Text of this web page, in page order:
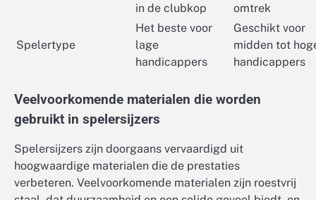
in de clubkop
omtrek
Spelertype
Het beste voor
lage
handicappers
Geschikt voor
midden tot
handicappers
Veelvoorkomende materialen die worden
gebruikt in spelersijzers
Spelersijzers zijn doorgaans vervaardigd uit
hoogwaardige materialen die de prestaties
verbeteren. Veelvoorkomende materialen zijn roestvrij